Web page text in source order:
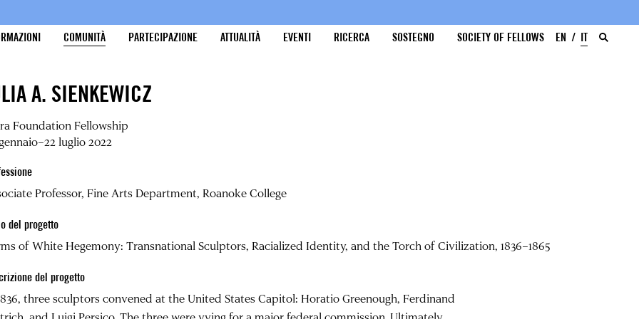
COMUNITÀ PARTECIPAZIONE ATTUALITÀ EVENTI RICERCA SOSTEGNO SOCIETY OF FELLOWS EN IT
A. SIENKEWICZ
Foundation Fellowship
luglio 2022
Professor, Fine Arts Department, Roanoke College
del progetto
of White Hegemony: Transnational Sculptors, Racialized Identity, and the Torch of Civilization, 1836–1865
del progetto
three sculptors convened at the United States Capitol: Horatio Greenough, Ferdinand